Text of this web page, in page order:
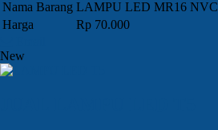
Nama Barang LAMPU LED MR16 NVC
Harga
Rp 70.000
New